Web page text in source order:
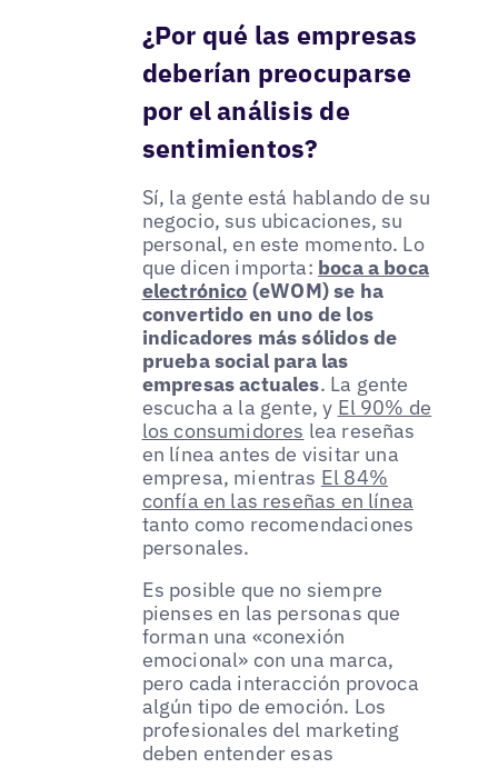
¿Por qué las empresas
deberían preocuparse
por el análisis de
sentimientos?
Sí, la gente está hablando de su
negocio, sus ubicaciones, su
personal, en este momento. Lo
que dicen importa: boca a boca
electrónico (eWOM) se ha
convertido en uno de los
indicadores más sólidos de
prueba social para las
empresas actuales. La gente
escucha a la gente, y El 90% de
los consumidores lea reseñas
en línea antes de visitar una
empresa, mientras El 84%
confía en las reseñas en línea
tanto como recomendaciones
personales.
Es posible que no siempre
pienses en las personas que
forman una «conexión
emocional» con una marca,
pero cada interacción provoca
algún tipo de emoción. Los
profesionales del marketing
deben entender esas